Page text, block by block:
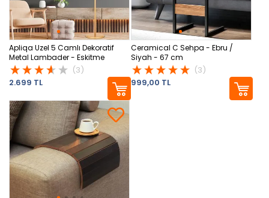
Apliqa Uzel 5 Camlı Dekoratif
Metal Lambader - Eskitme
(3)
2.699 TL
Ceramical C Sehpa - Ebru /
Siyah - 67 cm
(3)
999,00 TL